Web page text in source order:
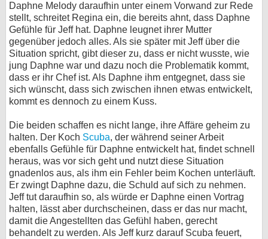
Daphne Melody daraufhin unter einem Vorwand zur Rede
stellt, schreitet Regina ein, die bereits ahnt, dass Daphne
Gefühle für Jeff hat. Daphne leugnet ihrer Mutter
gegenüber jedoch alles. Als sie später mit Jeff über die
Situation spricht, gibt dieser zu, dass er nicht wusste, wie
jung Daphne war und dazu noch die Problematik kommt,
dass er ihr Chef ist. Als Daphne ihm entgegnet, dass sie
sich wünscht, dass sich zwischen ihnen etwas entwickelt,
kommt es dennoch zu einem Kuss.
Die beiden schaffen es nicht lange, ihre Affäre geheim zu
halten. Der Koch Scuba, der während seiner Arbeit
ebenfalls Gefühle für Daphne entwickelt hat, findet schnell
heraus, was vor sich geht und nutzt diese Situation
gnadenlos aus, als ihm ein Fehler beim Kochen unterläuft.
Er zwingt Daphne dazu, die Schuld auf sich zu nehmen.
Jeff tut daraufhin so, als würde er Daphne einen Vortrag
halten, lässt aber durchscheinen, dass er das nur macht,
damit die Angestellten das Gefühl haben, gerecht
behandelt zu werden. Als Jeff kurz darauf Scuba feuert,